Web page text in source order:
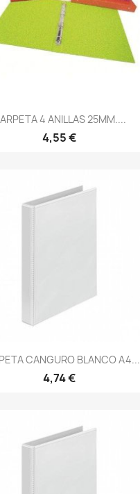
Vista rápida
4 ANILLAS 25MM....
4,55 €
Vista rápida
CANGURO BLANCO A4...
4,74 €